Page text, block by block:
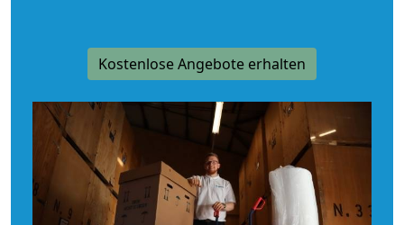
Kostenlose Angebote erhalten